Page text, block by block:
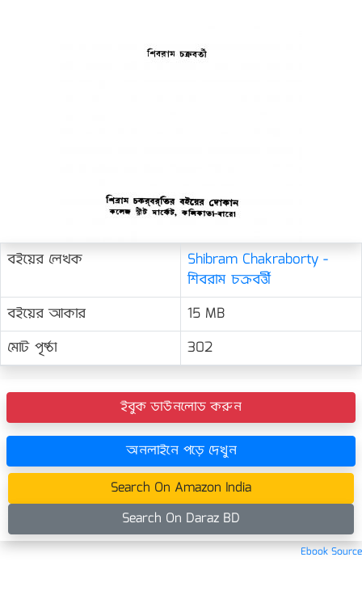
বইয়ের লেখক
Shibram Chakraborty -
শিবরাম চক্রবর্ত্তী
বইয়ের আকার
15 MB
মোট পৃষ্ঠা
302
ইবুক ডাউনলোড করুন
অনলাইনে পড়ে দেখুন
Search On Amazon India
Search On Daraz BD
Ebook Source